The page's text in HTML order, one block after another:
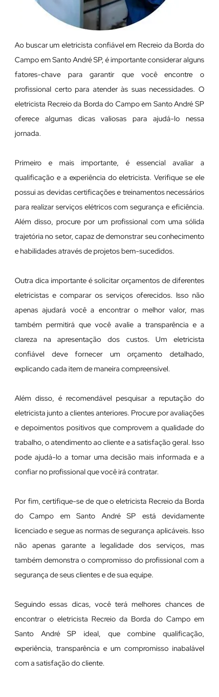
Ao buscar um eletricista confiável em Recreio da Borda do
Campo em Santo André SP, é importante considerar alguns
fatores-chave para garantir que você encontre o
profissional certo para atender às suas necessidades. O
eletricista Recreio da Borda do Campo em Santo André SP
oferece algumas dicas valiosas para ajudá-lo nessa
jornada.
Primeiro e mais importante, é essencial avaliar a
qualificação e a experiência do eletricista. Verifique se ele
possui as devidas certificações e treinamentos necessários
para realizar serviços elétricos com segurança e eficiência.
Além disso, procure por um profissional com uma sólida
trajetória no setor, capaz de demonstrar seu conhecimento
e habilidades através de projetos bem-sucedidos.
Outra dica importante é solicitar orçamentos de diferentes
eletricistas e comparar os serviços oferecidos. Isso não
apenas ajudará você a encontrar o melhor valor, mas
também permitirá que você avalie a transparência e a
clareza na apresentação dos custos. Um eletricista
confiável deve fornecer um orçamento detalhado,
explicando cada item de maneira compreensível.
Além disso, é recomendável pesquisar a reputação do
eletricista junto a clientes anteriores. Procure por avaliações
e depoimentos positivos que comprovem a qualidade do
trabalho, o atendimento ao cliente e a satisfação geral. Isso
pode ajudá-lo a tomar uma decisão mais informada e a
confiar no profissional que você irá contratar.
Por fim, certifique-se de que o eletricista Recreio da Borda
do Campo em Santo André SP está devidamente
licenciado e segue as normas de segurança aplicáveis. Isso
não apenas garante a legalidade dos serviços, mas
também demonstra o compromisso do profissional com a
segurança de seus clientes e de sua equipe.
Seguindo essas dicas, você terá melhores chances de
encontrar o eletricista Recreio da Borda do Campo em
Santo André SP ideal, que combine qualificação,
experiência, transparência e um compromisso inabalável
com a satisfação do cliente.